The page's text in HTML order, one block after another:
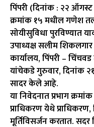
पिंपरी (दिनांक : २२ ऑगस्ट
क्रमांक १५ मधील गणेश
सोयीसुविधा पुरविण्यात
उपाध्यक्ष सलीम शिकलगार
कार्यालय, पिंपरी –
यांचेकडे गुरुवार, दिनांक
सादर केले आहे.
या निवेदनात प्रभाग
प्राधिकरण येथे
मूर्तिविसर्जन करतात.